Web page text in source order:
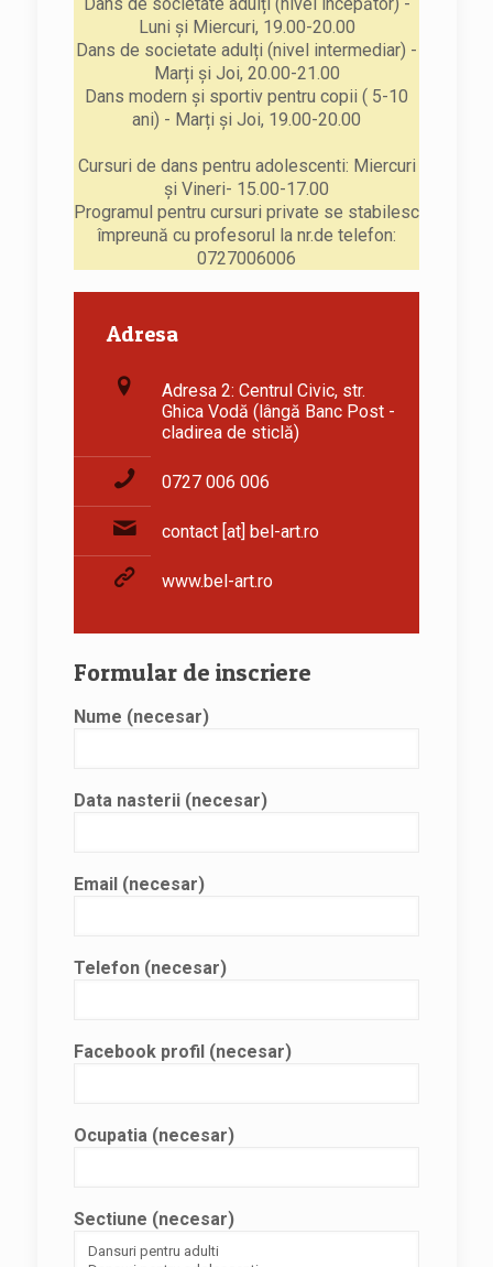
Luni și Miercuri, 19.00-20.00
Dans de societate adulți (nivel intermediar) -
Marți și Joi, 20.00-21.00
Dans modern și sportiv pentru copii ( 5-10
ani) - Marți și Joi, 19.00-20.00
Cursuri de dans pentru adolescenti: Miercuri
și Vineri- 15.00-17.00
Programul pentru cursuri private se stabilesc
împreună cu profesorul la nr.de telefon:
0727006006
Adresa
Adresa 2: Centrul Civic, str.
Ghica Vodă (lângă Banc Post -
cladirea de sticlă)
0727 006 006
contact [at] bel-art.ro
www.bel-art.ro
Formular de inscriere
Nume (necesar)
Data nasterii (necesar)
Email (necesar)
Telefon (necesar)
Facebook profil (necesar)
Ocupatia (necesar)
Sectiune (necesar)